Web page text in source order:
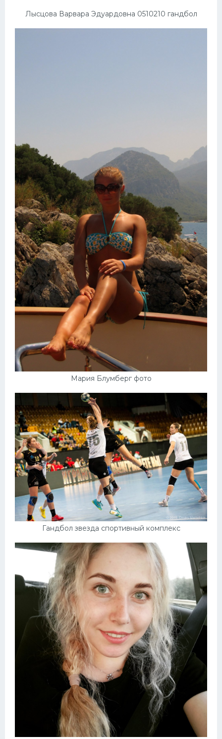
Лысцова Варвара Эдуардовна 0510210 гандбол
Мария Блумберг фото
Гандбол звезда спортивный комплекс